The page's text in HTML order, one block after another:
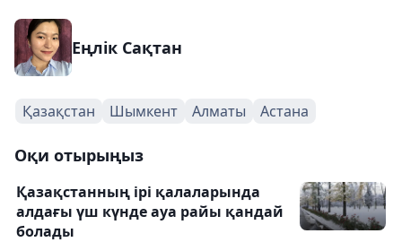
Еңлік Сақтан
Қазақстан Шымкент Алматы Астана
Оқи отырыңыз
Қазақстанның ірі қалаларында
алдағы үш күнде ауа райы қандай
болады